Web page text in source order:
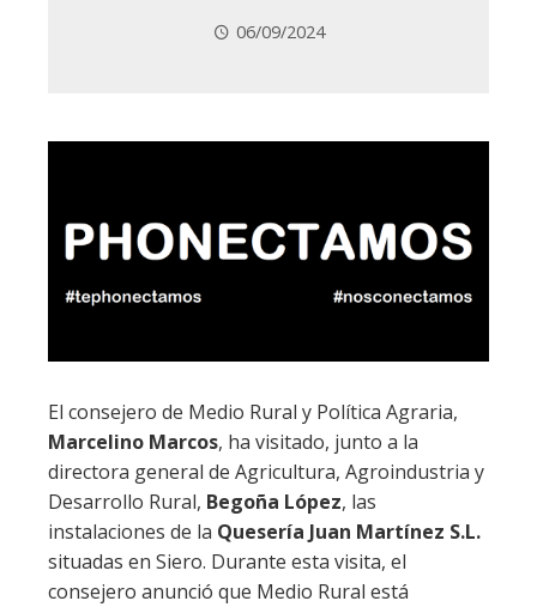
06/09/2024
El consejero de Medio Rural y Política Agraria,
Marcelino Marcos, ha visitado, junto a la
directora general de Agricultura, Agroindustria y
Desarrollo Rural, Begoña López, las
instalaciones de la Quesería Juan Martínez S.L.
situadas en Siero. Durante esta visita, el
consejero anunció que Medio Rural está